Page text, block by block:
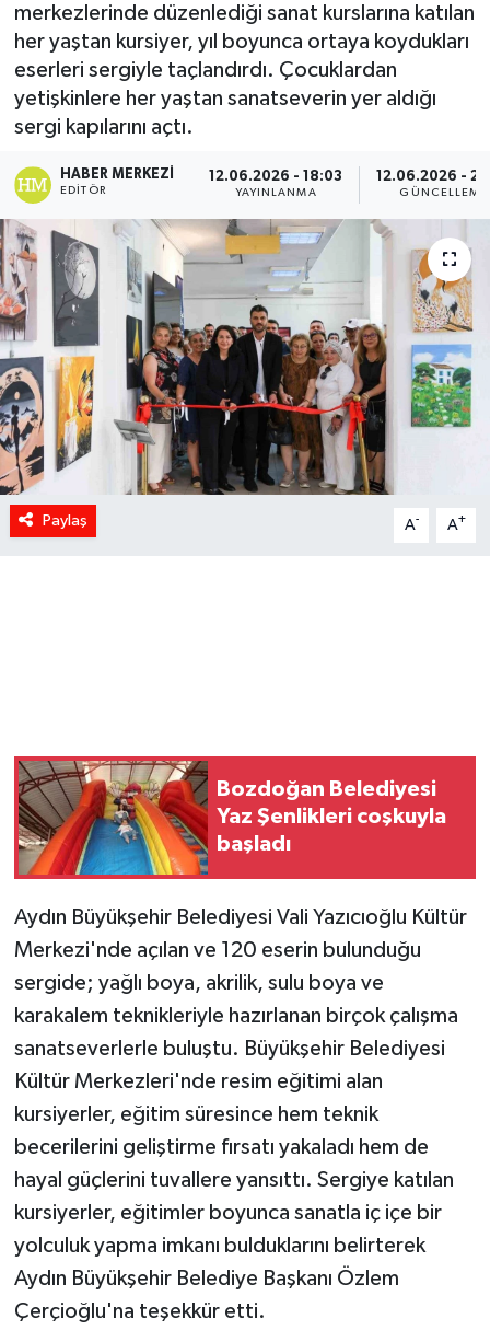
merkezlerinde düzenlediği sanat kurslarına katılan
her yaştan kursiyer, yıl boyunca ortaya koydukları
eserleri sergiyle taçlandırdı. Çocuklardan
yetişkinlere her yaştan sanatseverin yer aldığı
sergi kapılarını açtı.
HABER MERKEZI
EDITÖR
12.06.2026 - 18:03
YAYINLANMA
12.06.2026 -
GÜNCELLEME
Paylaş A- A+
Bozdoğan Belediyesi
Yaz Şenlikleri coşkuyla
başladı
Aydın Büyükşehir Belediyesi Vali Yazıcıoğlu Kültür
Merkezi'nde açılan ve 120 eserin bulunduğu
sergide; yağlı boya, akrilik, sulu boya ve
karakalem teknikleriyle hazırlanan birçok çalışma
sanatseverlerle buluştu. Büyükşehir Belediyesi
Kültür Merkezleri'nde resim eğitimi alan
kursiyerler, eğitim süresince hem teknik
becerilerini geliştirme fırsatı yakaladı hem de
hayal güçlerini tuvallere yansıttı. Sergiye katılan
kursiyerler, eğitimler boyunca sanatla iç içe bir
yolculuk yapma imkanı bulduklarını belirterek
Aydın Büyükşehir Belediye Başkanı Özlem
Çerçioğlu'na teşekkür etti.